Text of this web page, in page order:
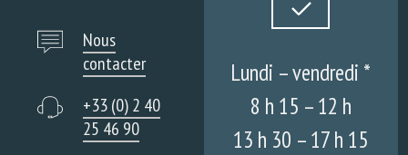
Nous
contacter
+33 (0) 2 40
25 46 90
Lundi – vendredi *
8 h 15 – 12 h
13 h 30 – 17 h 15